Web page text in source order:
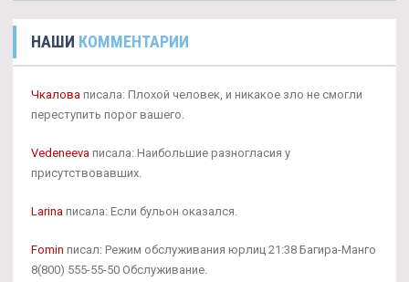
НАШИ КОММЕНТАРИИ
Чкалова писала: Плохой человек, и никакое зло не смогли
переступить порог вашего.
Vedeneeva писала: Наибольшие разногласия у
присутствовавших.
Larina писала: Если бульон оказался.
Fomin писал: Режим обслуживания юрлиц 21:38 Багира-Манго
8(800) 555-55-50 Обслуживание.